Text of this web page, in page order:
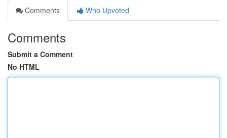
Comments
Who Upvoted
Comments
Submit a Comment
No HTML